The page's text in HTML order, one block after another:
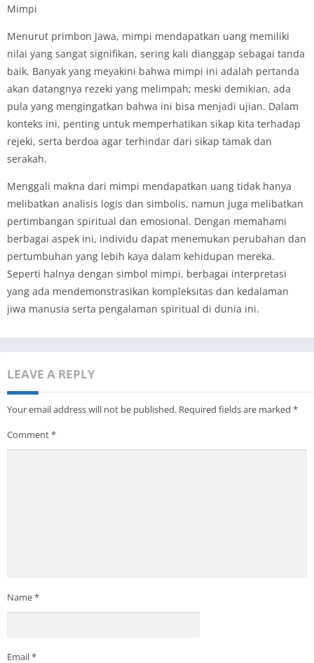
Mimpi
Menurut primbon Jawa, mimpi mendapatkan uang memiliki
nilai yang sangat signifikan, sering kali dianggap sebagai tanda
baik. Banyak yang meyakini bahwa mimpi ini adalah pertanda
akan datangnya rezeki yang melimpah; meski demikian, ada
pula yang mengingatkan bahwa ini bisa menjadi ujian. Dalam
konteks ini, penting untuk memperhatikan sikap kita terhadap
rejeki, serta berdoa agar terhindar dari sikap tamak dan
serakah.
Menggali makna dari mimpi mendapatkan uang tidak hanya
melibatkan analisis logis dan simbolis, namun juga melibatkan
pertimbangan spiritual dan emosional. Dengan memahami
berbagai aspek ini, individu dapat menemukan perubahan dan
pertumbuhan yang lebih kaya dalam kehidupan mereka.
Seperti halnya dengan simbol mimpi, berbagai interpretasi
yang ada mendemonstrasikan kompleksitas dan kedalaman
jiwa manusia serta pengalaman spiritual di dunia ini.
LEAVE A REPLY
Your email address will not be published. Required fields are marked *
Comment*
Name*
Email*